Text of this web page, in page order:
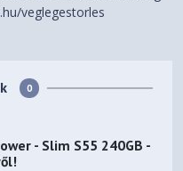
veglegestorles
0
- Slim S55 240GB -